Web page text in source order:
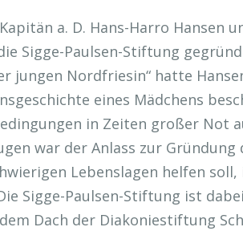
a. D. Hans-Harro Hansen
Sigge-Paulsen-Stiftung
jungen Nordfriesin“ hatte
eines Mädchens
in Zeiten großer Not
war der Anlass zur
Lebenslagen helfen soll,
Sigge-Paulsen-Stiftung ist
Dach der Diakoniestiftung